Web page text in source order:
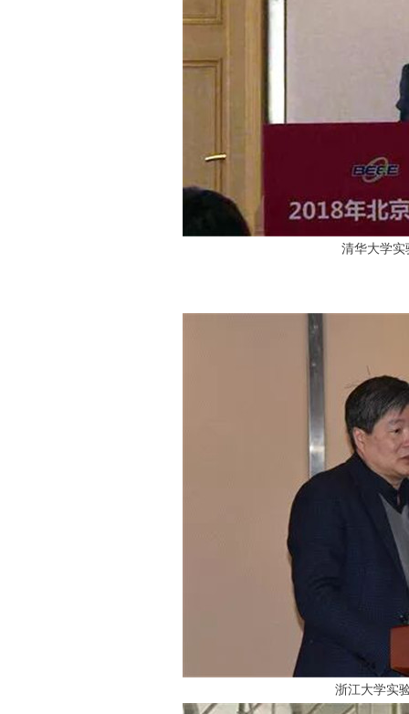
清华大学实
浙江大学实